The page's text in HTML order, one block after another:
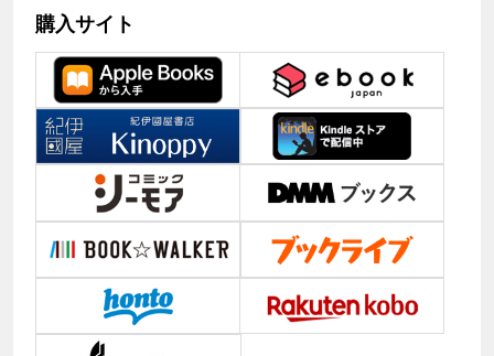
購入サイト